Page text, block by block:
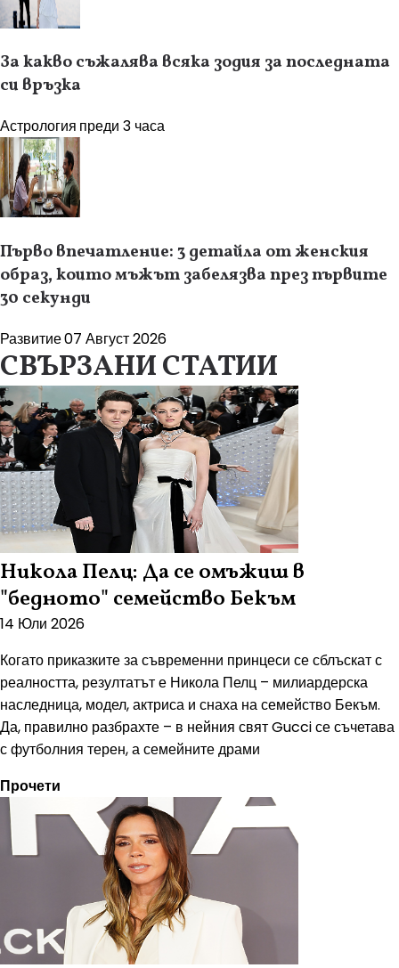
За какво съжалява всяка зодия за последната
си връзка
Астрология преди 3 часа
Първо впечатление: 3 детайла от женския
образ, които мъжът забелязва през първите
30 секунди
Развитие07 Август 2026
СВЪРЗАНИ СТАТИИ
Никола Пелц: Да се омъжиш в
"бедното" семейство Бекъм
14 Юли 2026
Когато приказките за съвременни принцеси се сблъскат с
реалността, резултатът е Никола Пелц – милиардерска
наследница, модел, актриса и снаха на семейство Бекъм.
Да, правилно разбрахте – в нейния свят Gucci се съчетава
с футболния терен, а семейните драми
Прочети